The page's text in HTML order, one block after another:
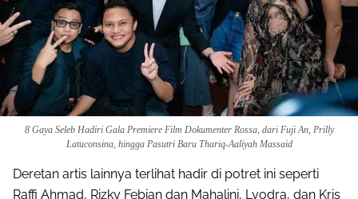
8 Gaya Seleb Hadiri Gala Premiere Film Dokumenter Rossa, dari Fuji An, Prilly
Latuconsina, hingga Pasutri Baru Thariq-Aaliyah Massaid
Deretan artis lainnya terlihat hadir di potret ini seperti
Raffi Ahmad, Rizky Febian dan Mahalini, Lyodra, dan Kris